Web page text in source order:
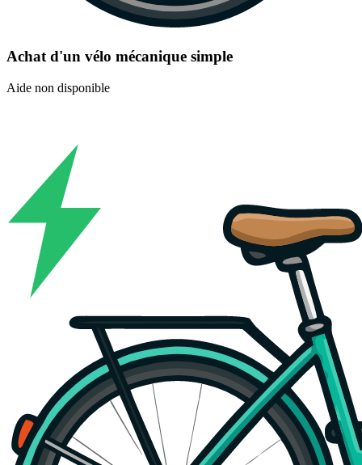
Achat d'un vélo mécanique simple
Aide non disponible